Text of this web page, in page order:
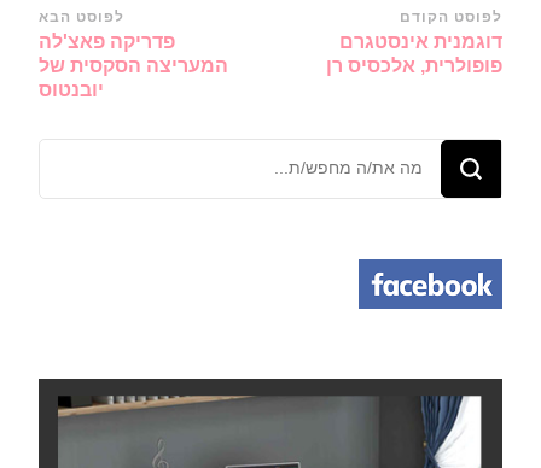
ניווט
ברשומות
לפוסט הקודם
דוגמנית אינסטגרם
פופולרית, אלכסיס רן
לפוסט הבא
פדריקה פאצ'לה
המעריצה הסקסית של
יובנטוס
מחפש/ת
משהו?